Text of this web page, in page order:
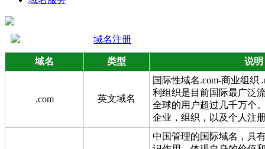
域名注册
域名 类型 说明
.com 英文域名
国际性域名.com-商业组织
利组织是目前国际最广泛
全球的用户超过几千万个
企业，组织，以及个人注
中国管理的国际域名，具